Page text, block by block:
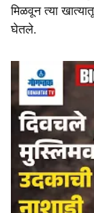
मिळवून त्या
घेतले.